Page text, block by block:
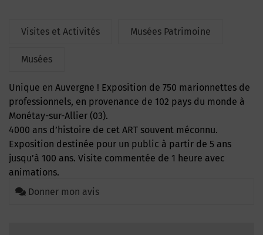
Visites et Activités Musées Patrimoine
Musées
Unique en Auvergne ! Exposition de 750 marionnettes de
professionnels, en provenance de 102 pays du monde à
Monétay-sur-Allier (03).
4000 ans d’histoire de cet ART souvent méconnu.
Exposition destinée pour un public à partir de 5 ans
jusqu’à 100 ans. Visite commentée de 1 heure avec
animations.
Donner mon avis